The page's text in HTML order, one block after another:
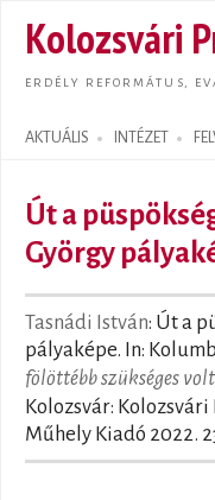
Kolozsvári
ERDÉLY REFORMÁTUS,
AKTUÁLIS INTÉZET
Search form
Út a
György
Tasnádi István: Út a
pályaképe. In:
fölöttébb szükséges
Kolozsvár:
Műhely Kiadó 2022.